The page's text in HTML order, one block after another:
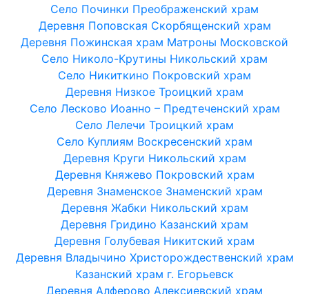
Село Починки Преображенский храм
Деревня Поповская Скорбященский храм
Деревня Пожинская храм Матроны Московской
Село Николо-Крутины Никольский храм
Село Никиткино Покровский храм
Деревня Низкое Троицкий храм
Село Лесково Иоанно – Предтеченский храм
Село Лелечи Троицкий храм
Село Куплиям Воскресенский храм
Деревня Круги Никольский храм
Деревня Княжево Покровский храм
Деревня Знаменское Знаменский храм
Деревня Жабки Никольский храм
Деревня Гридино Казанский храм
Деревня Голубевая Никитский храм
Деревня Владычино Христорождественский храм
Казанский храм г. Егорьевск
Деревня Алферово Алексиевский храм